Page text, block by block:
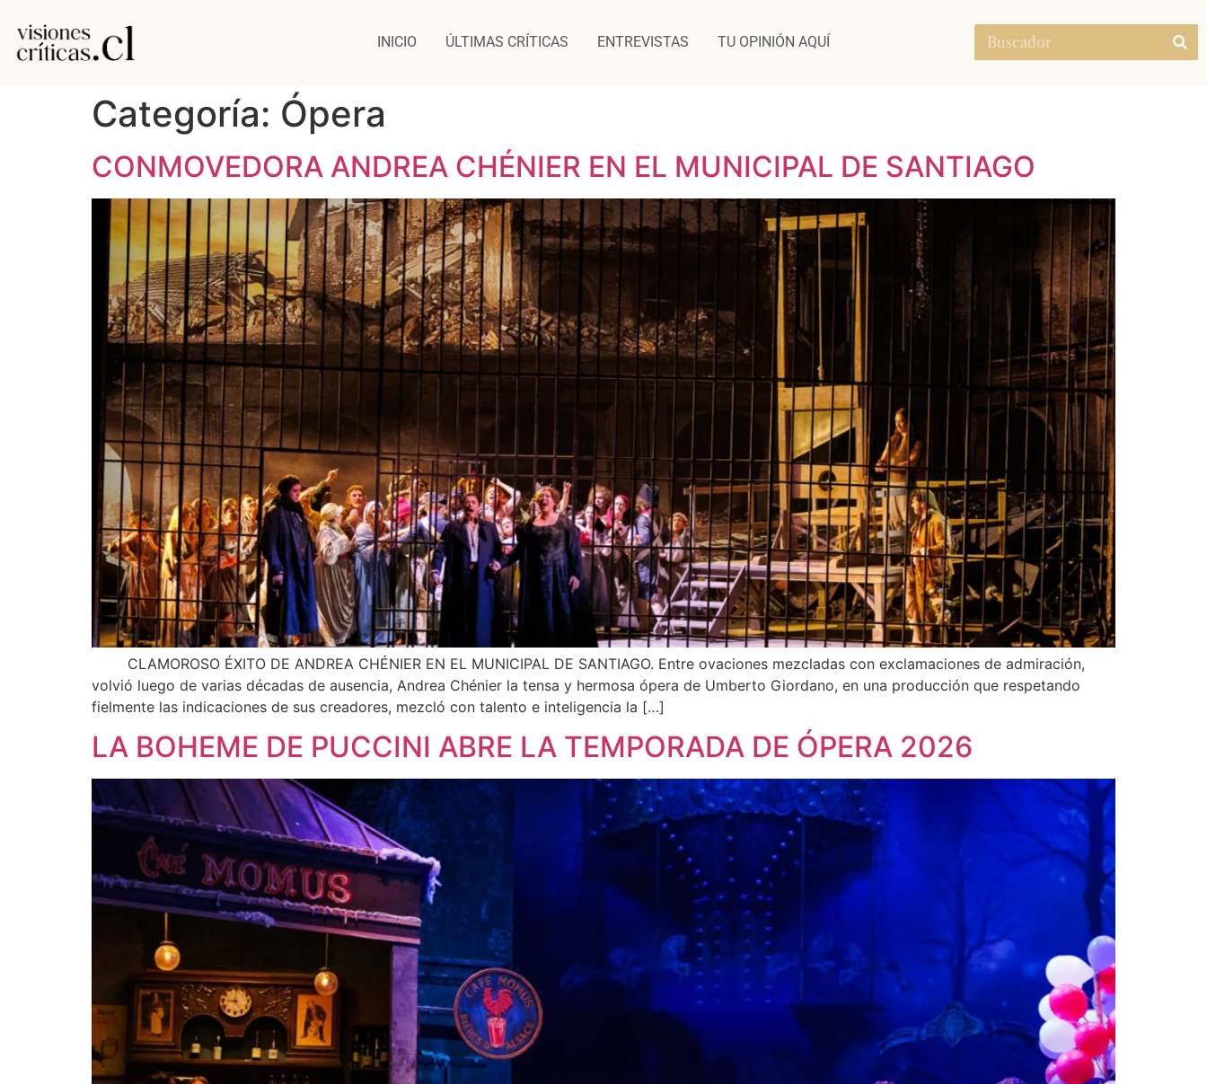
INICIO ÚLTIMAS CRÍTICAS ENTREVISTAS TU OPINIÓN AQUÍ
Categoría: Ópera
CONMOVEDORA ANDREA CHÉNIER EN EL MUNICIPAL DE SANTIAGO
CLAMOROSO ÉXITO DE ANDREA CHÉNIER EN EL MUNICIPAL DE SANTIAGO. Entre ovaciones mezcladas con exclamaciones de admiración,
volvió luego de varias décadas de ausencia, Andrea Chénier la tensa y hermosa ópera de Umberto Giordano, en una producción que respetando
fielmente las indicaciones de sus creadores, mezcló con talento e inteligencia la […]
LA BOHEME DE PUCCINI ABRE LA TEMPORADA DE ÓPERA 2026